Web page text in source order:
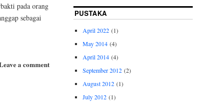
pada orang
sebagai
a comment
PUSTAKA
April 2022(1)
May 2014(4)
April 2014(4)
September 2012(2)
August 2012(1)
July 2012(1)